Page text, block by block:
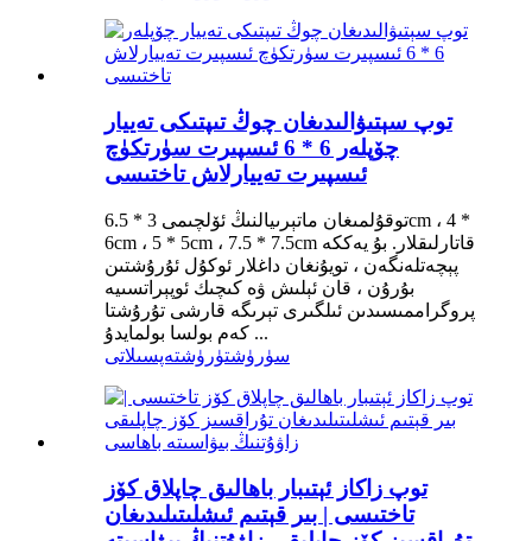
توپ سېتىۋالىدىغان چوڭ تىپتىكى تەييار
چۆپلەر 6 * 6 ئىسپىرت سۈرتكۈچ
ئىسپىرت تەييارلاش تاختىسى
توقۇلمىغان ماتېرىيالنىڭ ئۆلچىمى 3 * 6.5cm ، 4 *
6cm ، 5 * 5cm ، 7.5 * 7.5cm قاتارلىقلار. بۇ يەككە
پېچەتلەنگەن ، تويۇنغان داغلار ئوكۇل ئۇرۇشتىن
بۇرۇن ، قان ئېلىش ۋە كىچىك ئوپېراتسىيە
پروگراممىسىدىن ئىلگىرى تېرىگە قارشى تۇرۇشتا
كەم بولسا بولمايدۇ ...
سۈرۈشتۈرۈشتەپسىلاتى
توپ زاكاز ئېتىبار باھالىق چاپلاق كۆز
تاختىسى | بىر قېتىم ئىشلىتىلىدىغان